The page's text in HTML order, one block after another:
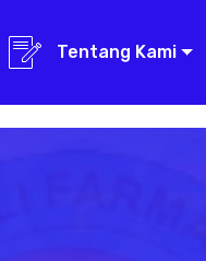
Tentang Kami